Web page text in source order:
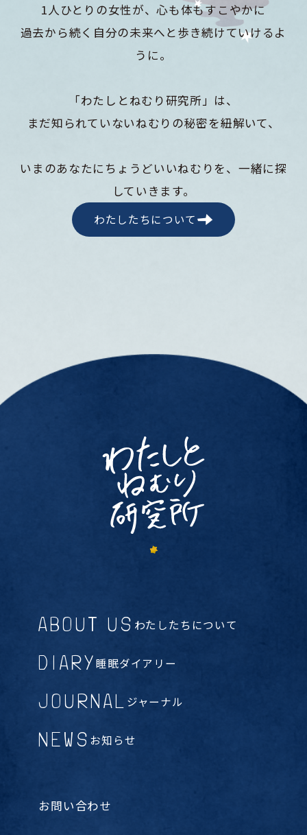
1人ひとりの女性が、心も体もすこやかに
過去から続く自分の未来へと歩き続けていけるよ
うに。
「わたしとねむり研究所」は、
まだ知られていないねむりの秘密を紐解いて、
いまのあなたにちょうどいいねむりを、一緒に探
していきます。
わたしたちについて
ABOUT US わたしたちについて
DIARY睡眠ダイアリー
JOURNAL ジャーナル
NEWS お知らせ
お問い合わせ